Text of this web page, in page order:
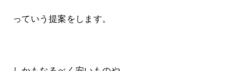
っていう提案をします。